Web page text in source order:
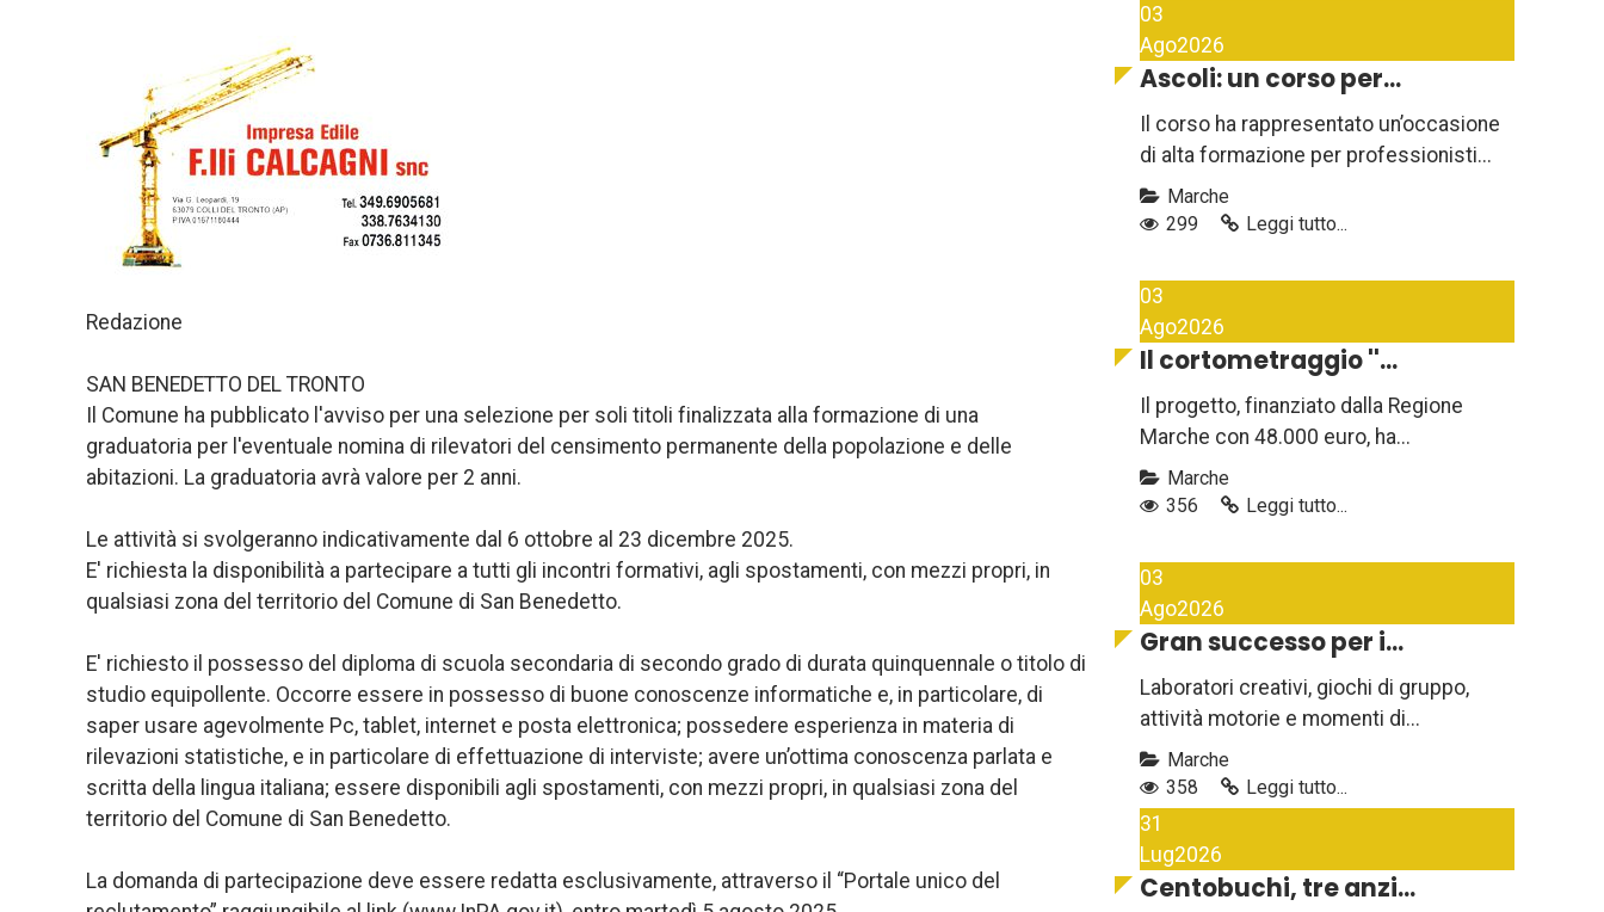
Redazione
SAN BENEDETTO DEL TRONTO
Il Comune ha pubblicato l'avviso per una selezione per soli titoli finalizzata alla formazione di una
graduatoria per l'eventuale nomina di rilevatori del censimento permanente della popolazione e delle
abitazioni. La graduatoria avrà valore per 2 anni.
Le attività si svolgeranno indicativamente dal 6 ottobre al 23 dicembre 2025.
E' richiesta la disponibilità a partecipare a tutti gli incontri formativi, agli spostamenti, con mezzi propri, in
qualsiasi zona del territorio del Comune di San Benedetto.
E' richiesto il possesso del diploma di scuola secondaria di secondo grado di durata quinquennale o titolo di
studio equipollente. Occorre essere in possesso di buone conoscenze informatiche e, in particolare, di
saper usare agevolmente Pc, tablet, internet e posta elettronica; possedere esperienza in materia di
rilevazioni statistiche, e in particolare di effettuazione di interviste; avere un’ottima conoscenza parlata e
scritta della lingua italiana; essere disponibili agli spostamenti, con mezzi propri, in qualsiasi zona del
territorio del Comune di San Benedetto.
La domanda di partecipazione deve essere redatta esclusivamente, attraverso il “Portale unico del
03
Ago2026
Ascoli: un corso per...
Il corso ha rappresentato un’occasione
di alta formazione per professionisti...
Marche
299
Leggi tutto...
03
Ago2026
Il cortometraggio ''...
Il progetto, finanziato dalla Regione
Marche con 48.000 euro, ha...
Marche
356
Leggi tutto...
03
Ago2026
Gran successo per i...
Laboratori creativi, giochi di gruppo,
attività motorie e momenti di...
Marche
358
Leggi tutto...
31
Lug2026
Centobuchi, tre anzi...